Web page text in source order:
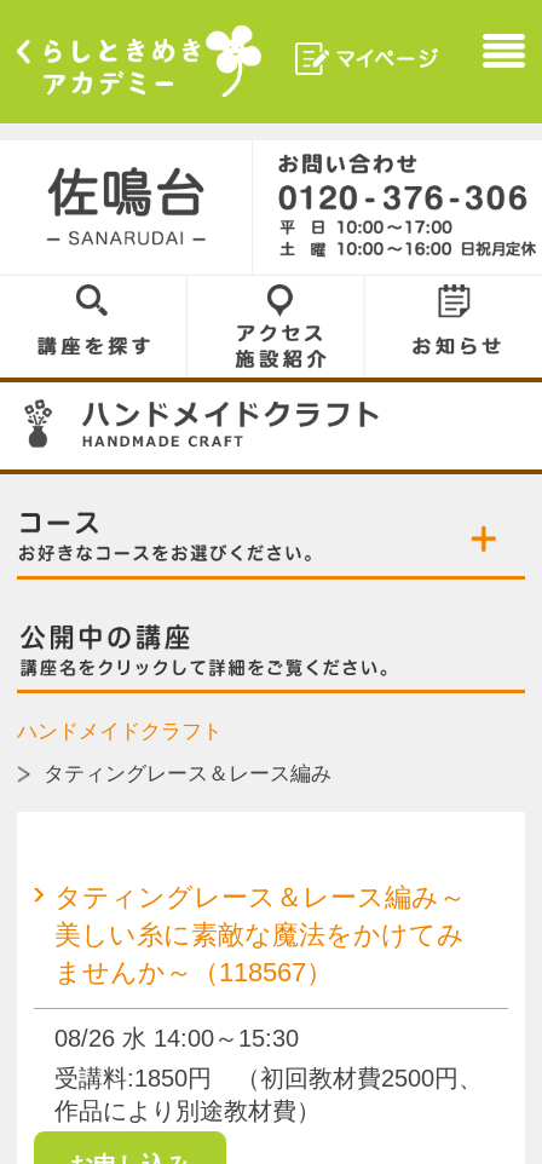
くらしときめきアカデ
マイページ Menu
佐鳴台／SANARUDAI 0120-376-306
講座を探す お知らせ
コース／お好きなコースをお選びください。
覧ください。
ハンドメイドクラフト
タティングレース＆レース編み
タティングレース＆レース編み～
美しい糸に素敵な魔法をかけてみ
ませんか～（118567）
08/26 水 14:00～15:30
受講料:1850円 （初回教材費2500円、
タティングレース＆レース編み～
美しい糸に素敵な魔法をかけてみ
ませんか～（118573）
09/30 水 14:00～15:30
受講料:1850円 （初回教材費2500円、
作品により別途教材費）